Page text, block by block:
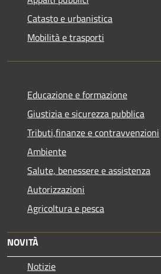
Catasto e urbanistica
Mobilità e trasporti
Educazione e formazione
Giustizia e sicurezza pubblica
Tributi,finanze e contravvenzioni
Ambiente
Salute, benessere e assistenza
Autorizzazioni
Agricoltura e pesca
NOVITÀ
Notizie